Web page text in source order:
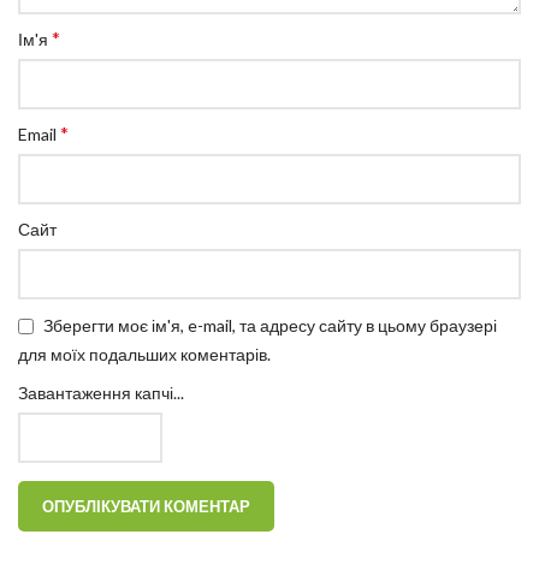
Ім'я *
Email *
Сайт
Зберегти моє ім'я, e-mail, та адресу сайту в цьому браузері
для моїх подальших коментарів.
Завантаження капчі...